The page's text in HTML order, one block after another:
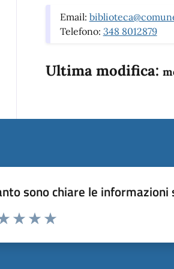
Email:
Telefono: 348 8012879
Ultima modifica:
sono chiare le informazioni
da 1 a 5 stelle la pagina